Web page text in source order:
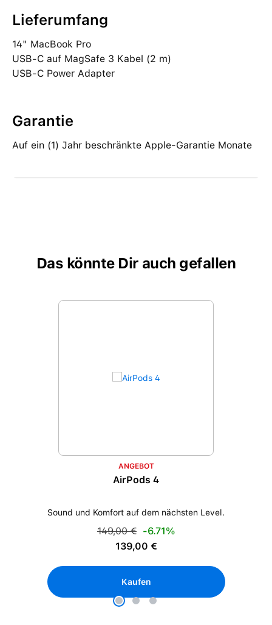
Lieferumfang
14" MacBook Pro
USB‑C auf MagSafe 3 Kabel (2 m)
USB‑C Power Adapter
Garantie
Auf ein (1) Jahr beschränkte Apple-Garantie Monate
Das könnte Dir auch gefallen
Produktgalerie überspringen
ANGEBOT
AirPods 4
Sound und Komfort auf dem nächsten Level.
Verkaufspreis:
Regulärer Preis:
149,00 € -6.71%
139,00 €
Kaufen